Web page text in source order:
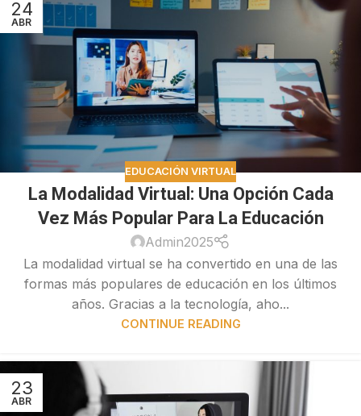
24
ABR
EDUCACIÓN VIRTUAL
La Modalidad Virtual: Una Opción Cada
Vez Más Popular Para La Educación
Admin2025
La modalidad virtual se ha convertido en una de las
formas más populares de educación en los últimos
años. Gracias a la tecnología, aho...
CONTINUE READING
23
ABR